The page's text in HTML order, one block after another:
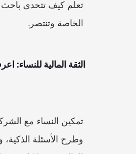
الخاصة وتنتصر.
الثقة المالية للنساء: